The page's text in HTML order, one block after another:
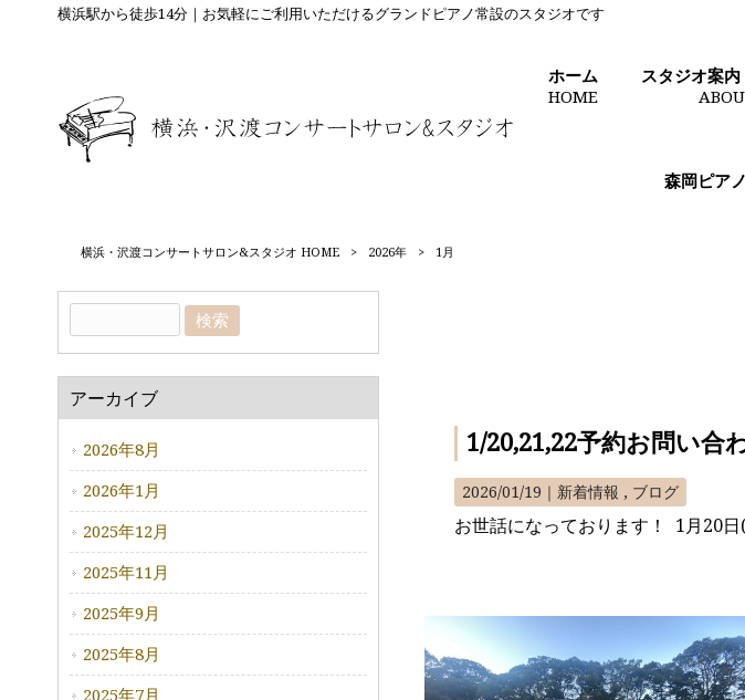
横浜駅から徒歩14分｜お気軽にご利用いただけるグランドピアノ常設のスタジオです
ホーム
HOME
スタジオ案内
森岡ピア
横浜・沢渡コンサートサロン&スタジオ HOME > 2026年 > 1月
1/20,21,22予約お問い合
2026/01/19｜ 新着情報 ブログ
お世話になっております！ 1月20
アーカイブ
2026年8月
2026年1月
2025年12月
2025年11月
2025年9月
2025年8月
2025年7月